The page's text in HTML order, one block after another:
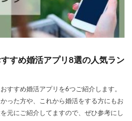
すすめ婚活アプリ8選の人気ラン
すすめ婚活アプリを6つご紹介します。
った方や、これから婚活をする方にもお
元にご紹介してますので、ぜひ参考にし